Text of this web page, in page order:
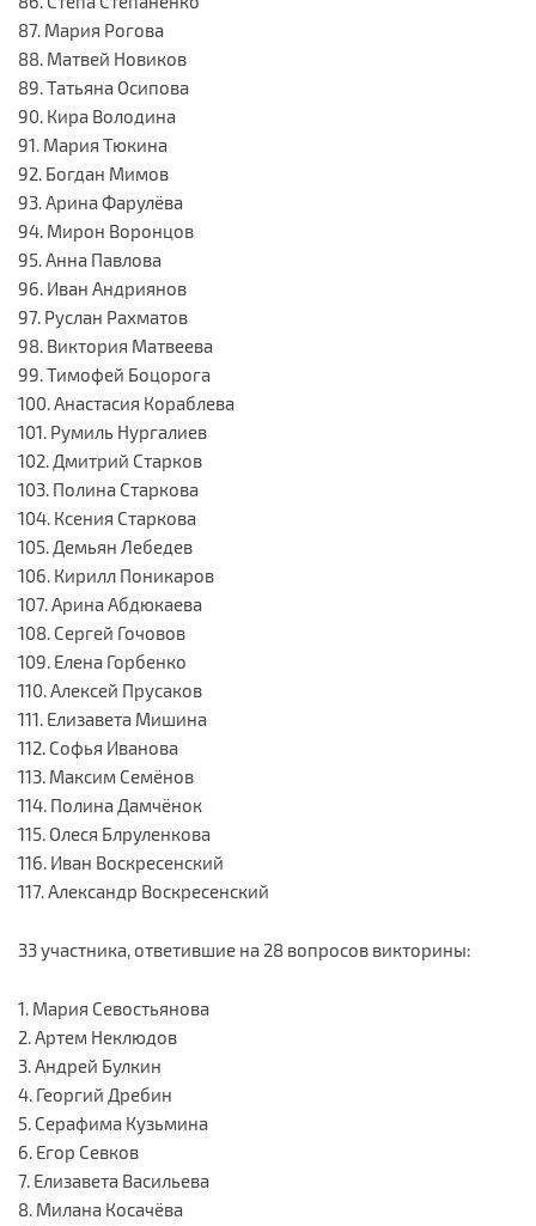
87. Мария Рогова
88. Матвей Новиков
89. Татьяна Осипова
90. Кира Володина
91. Мария Тюкина
92. Богдан Мимов
93. Арина Фарулёва
94. Мирон Воронцов
95. Анна Павлова
96. Иван Андриянов
97. Руслан Рахматов
98. Виктория Матвеева
99. Тимофей Боцорога
100. Анастасия Кораблева
101. Румиль Нургалиев
102. Дмитрий Старков
103. Полина Старкова
104. Ксения Старкова
105. Демьян Лебедев
106. Кирилл Поникаров
107. Арина Абдюкаева
108. Сергей Гочовов
109. Елена Горбенко
110. Алексей Прусаков
111. Елизавета Мишина
112. Софья Иванова
113. Максим Семёнов
114. Полина Дамчёнок
115. Олеся Блруленкова
116. Иван Воскресенский
117. Александр Воскресенский
33 участника, ответившие на 28 вопросов викторины:
1. Мария Севостьянова
2. Артем Неклюдов
3. Андрей Булкин
4. Георгий Дребин
5. Серафима Кузьмина
6. Егор Севков
7. Елизавета Васильева
8. Милана Косачёва